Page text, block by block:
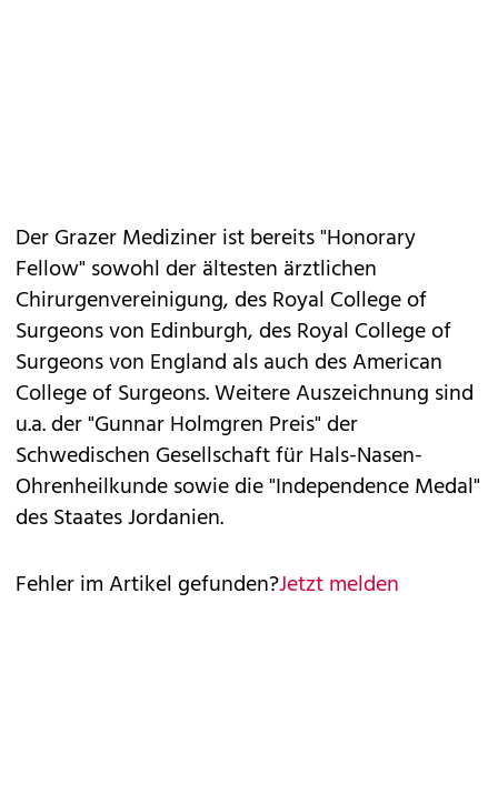
Der Grazer Mediziner ist bereits "Honorary
Fellow" sowohl der ältesten ärztlichen
Chirurgenvereinigung, des Royal College of
Surgeons von Edinburgh, des Royal College of
Surgeons von England als auch des American
College of Surgeons. Weitere Auszeichnung sind
u.a. der "Gunnar Holmgren Preis" der
Schwedischen Gesellschaft für Hals-Nasen-
Ohrenheilkunde sowie die "Independence Medal"
des Staates Jordanien.
Fehler im Artikel gefunden?Jetzt melden